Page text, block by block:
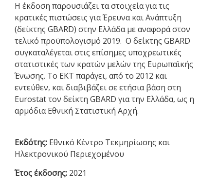
Η έκδοση παρουσιάζει τα στοιχεία για τις
κρατικές πιστώσεις για Έρευνα και Ανάπτυξη
(δείκτης GBARD) στην Ελλάδα με αναφορά στον
τελικό προϋπολογισμό 2019. Ο δείκτης GBARD
συγκαταλέγεται στις επίσημες υποχρεωτικές
στατιστικές των κρατών μελών της Ευρωπαϊκής
Ένωσης. Το ΕΚΤ παράγει, από το 2012 και
εντεύθεν, και διαβιβάζει σε ετήσια βάση στη
Eurostat τον δείκτη GBARD για την Ελλάδα, ως η
αρμόδια Εθνική Στατιστική Αρχή.
Εκδότης: Εθνικό Κέντρο Τεκμηρίωσης και
Ηλεκτρονικού Περιεχομένου
Έτος έκδοσης: 2021